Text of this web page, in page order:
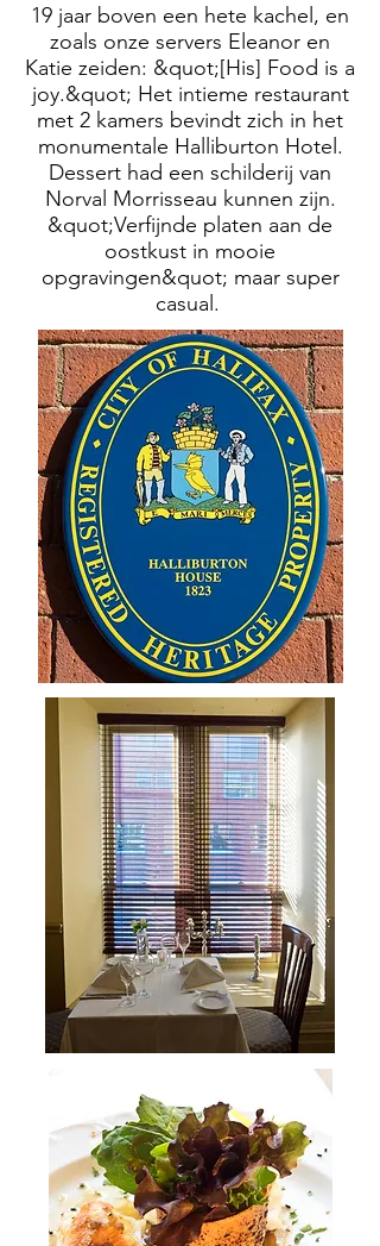
19 jaar boven een hete kachel, en
zoals onze servers Eleanor en
Katie zeiden: &quot;[His] Food is a
joy.&quot; Het intieme restaurant
met 2 kamers bevindt zich in het
monumentale Halliburton Hotel.
Dessert had een schilderij van
Norval Morrisseau kunnen zijn.
&quot;Verfijnde platen aan de
oostkust in mooie
opgravingen&quot; maar super
casual.